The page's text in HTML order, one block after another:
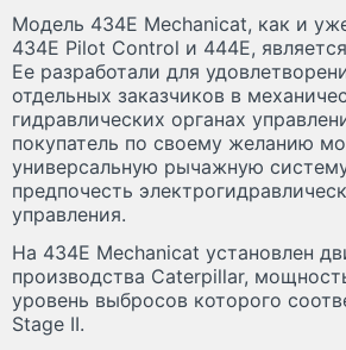
Модель 434Е Mechanicat, как и
434Е Pilot Control и 444Е,
Ее разработали для
отдельных заказчиков в
гидравлических органах
покупатель по своему желанию
универсальную рычажную
предпочесть
управления.
На 434Е Mechanicat установлен
производства Caterpillar,
уровень выбросов которого
Stage II.